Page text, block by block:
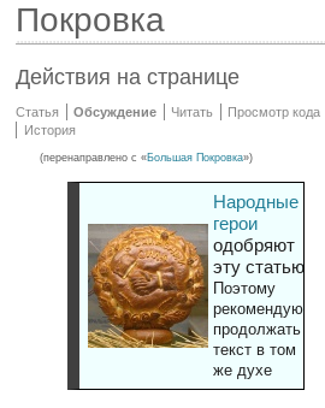
Покровка
Действия на странице
Статья Обсуждение Читать
Просмотр кода
История
(перенаправлено с «Большая Покровка»)
Народные
герои
одобряют
эту статью
Поэтому
рекомендуют
продолжать
текст в том
же духе